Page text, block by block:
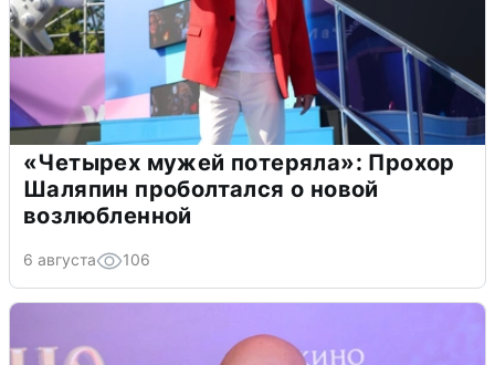
«Четырех мужей потеряла»: Прохор
Шаляпин проболтался о новой
возлюбленной
6 августа 106